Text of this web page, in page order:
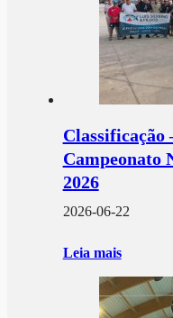
Classificação
Campeonato
2026
2026-06-22
Leia mais